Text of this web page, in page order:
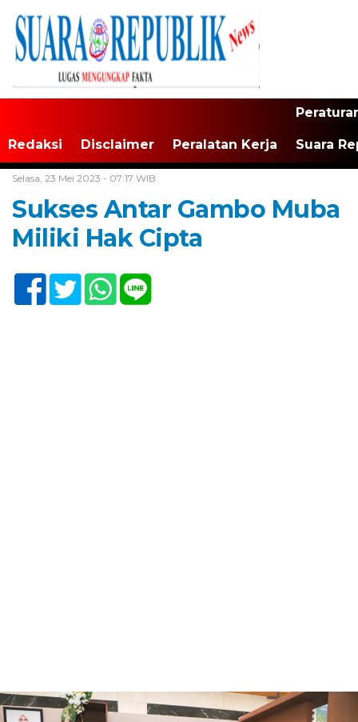
Redaksi Disclaimer Peralatan Kerja Suara
Selasa, 23 Mei 2023 - 07:17 WIB
Sukses Antar Gambo Muba
Miliki Hak Cipta